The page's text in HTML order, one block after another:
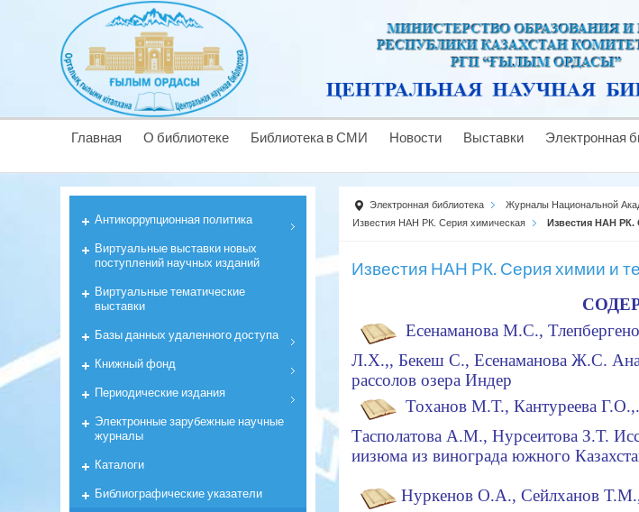
Главная О библиотеке Библиотека в СМИ Новости Выставки Электронная
Электронная библиотека Журналы Национальной
Известия НАН РК. Серия химическая
Известия НАН РК.
Известия НАН РК. Серия химии и
Есенаманова М.С., Тл
Л.Х.,, Бекеш С., ЕсенамановаЖ.С.
рассолов озера Индер
ТохановМ.Т., Кантуреева Г.О.,.
Тасполатова А.М.,Hypceитова З.Т.
иизюма из винограда южного
Нуркенов О.А., Сейлханов
Антикоррyпционная политика
Виртуальные выставки новых
поступлений научных изданий
Виртуальные тематические
выставки
Базы данных удаленного доступа
Книжный фонд
Периодические издания
Электронные зарубежные научные
журналы
Каталоги
Библиографические указатели